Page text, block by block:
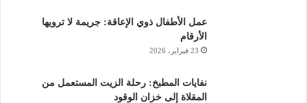
عمل الأطفال ذوي الإعاقة: جريمة لا ترويها
الأرقام
23 فبراير، 2026
نفايات المطبخ: رحلة الزيت المستعمل من
المقلاة إلى خزان الوقود